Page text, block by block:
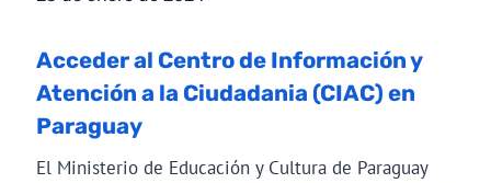
Acceder al Centro de Información y
Atención a la Ciudadania (CIAC) en
Paraguay
El Ministerio de Educación y Cultura de Paraguay